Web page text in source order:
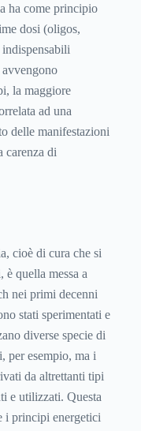
ha come principio
dosi (oligos,
la maggiore
ad una
delle manifestazioni
carenza di
cioè di cura che si
quella messa a
nei primi decenni
stati sperimentati e
diverse specie di
per esempio, ma i
da altrettanti tipi
e utilizzati. Questa
i principi energetici